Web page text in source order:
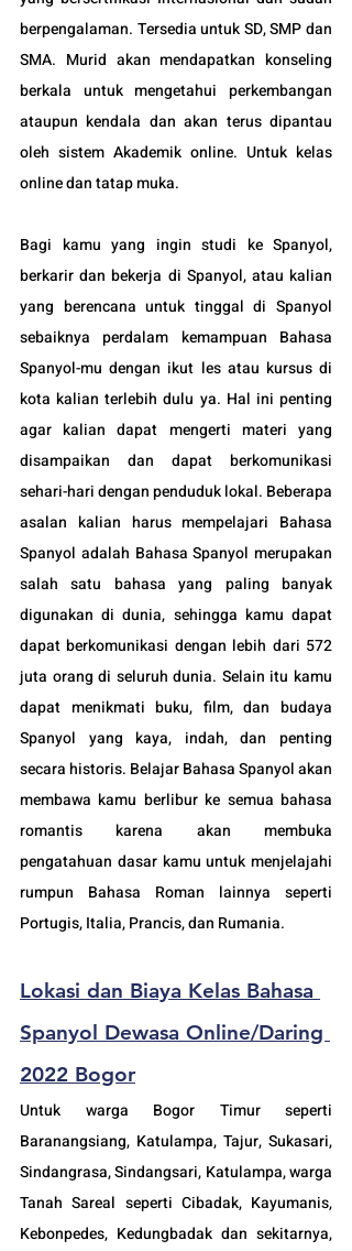
berpengalaman. Tersedia untuk SD, SMP dan
SMA. Murid akan mendapatkan konseling
berkala untuk mengetahui perkembangan
ataupun kendala dan akan terus dipantau
oleh sistem Akademik online. Untuk kelas
online dan tatap muka.
Bagi kamu yang ingin studi ke Spanyol,
berkarir dan bekerja di Spanyol, atau kalian
yang berencana untuk tinggal di Spanyol
sebaiknya perdalam kemampuan Bahasa
Spanyol-mu dengan ikut les atau kursus di
kota kalian terlebih dulu ya. Hal ini penting
agar kalian dapat mengerti materi yang
disampaikan dan dapat berkomunikasi
sehari-hari dengan penduduk lokal. Beberapa
asalan kalian harus mempelajari Bahasa
Spanyol adalah Bahasa Spanyol merupakan
salah satu bahasa yang paling banyak
digunakan di dunia, sehingga kamu dapat
dapat berkomunikasi dengan lebih dari 572
juta orang di seluruh dunia. Selain itu kamu
dapat menikmati buku, film, dan budaya
Spanyol yang kaya, indah, dan penting
secara historis. Belajar Bahasa Spanyol akan
membawa kamu berlibur ke semua bahasa
romantis karena akan membuka
pengatahuan dasar kamu untuk menjelajahi
rumpun Bahasa Roman lainnya seperti
Portugis, Italia, Prancis, dan Rumania.
Lokasi dan Biaya Kelas Bahasa
Spanyol Dewasa Online/Daring
2022 Bogor
Untuk warga Bogor Timur seperti
Baranangsiang, Katulampa, Tajur, Sukasari,
Sindangrasa, Sindangsari, Katulampa, warga
Tanah Sareal seperti Cibadak, Kayumanis,
Kebonpedes, Kedungbadak dan sekitarnya,